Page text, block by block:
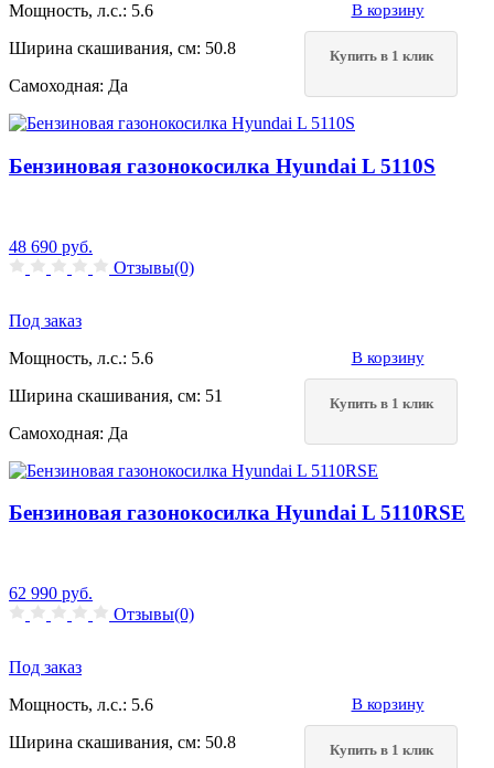
Мощность, л.с.: 5.6
Ширина скашивания, см: 50.8
Самоходная: Да
В корзину
Купить в 1 клик
Бензиновая газонокосилка Hyundai L 5110S
48 690 руб.
Отзывы(0)
Под заказ
Мощность, л.с.: 5.6
Ширина скашивания, см: 51
Самоходная: Да
В корзину
Купить в 1 клик
Бензиновая газонокосилка Hyundai L 5110RSЕ
62 990 руб.
Отзывы(0)
Под заказ
Мощность, л.с.: 5.6
Ширина скашивания, см: 50.8
В корзину
Купить в 1 клик